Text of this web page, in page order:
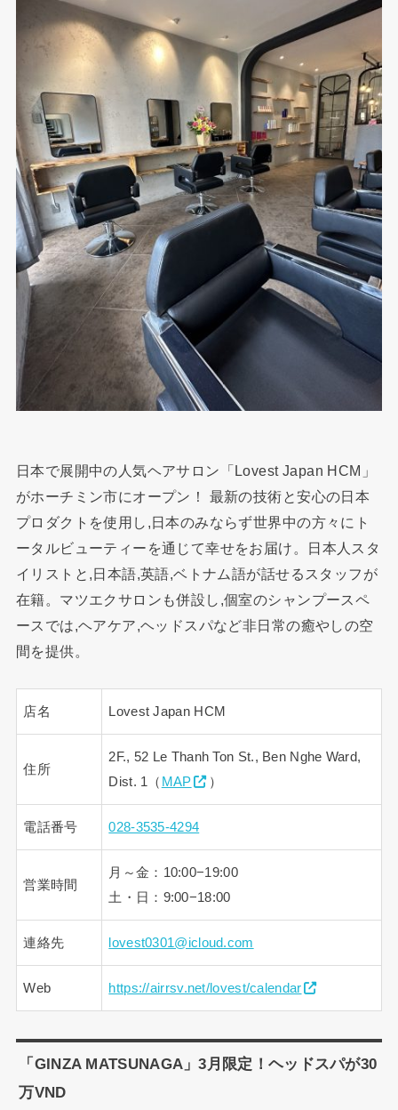
日本で展開中の人気ヘアサロン「Lovest Japan HCM」
がホーチミン市にオープン！ 最新の技術と安心の日本
プロダクトを使用し,日本のみならず世界中の方々にト
ータルビューティーを通じて幸せをお届け。日本人スタ
イリストと,日本語,英語,ベトナム語が話せるスタッフが
在籍。マツエクサロンも併設し,個室のシャンプースペ
ースでは,ヘアケア,ヘッドスパなど非日常の癒やしの空
間を提供。
店名 Lovest Japan HCM
住所
2F., 52 Le Thanh Ton St., Ben Nghe Ward,
Dist. 1（ MAP ）
電話番号 028-3535-4294
営業時間
月～金：10:00−19:00
土・日：9:00−18:00
連絡先 lovest0301@icloud.com
Web https://airrsv.net/lovest/calendar
「GINZA MATSUNAGA」3月限定！ヘッドスパが30
万VND